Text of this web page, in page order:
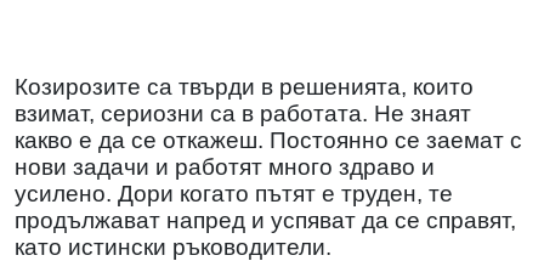
Козирозите са твърди в решенията, които
взимат, сериозни са в работата. Не знаят
какво е да се откажеш. Постоянно се заемат с
нови задачи и работят много здраво и
усилено. Дори когато пътят е труден, те
продължават напред и успяват да се справят,
като истински ръководители.